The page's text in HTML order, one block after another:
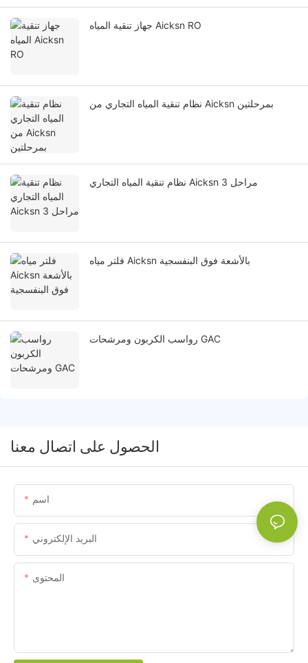
جهاز تنقية المياه Aicksn RO
نظام تنقية المياه التجاري من Aicksn بمرحلتين
نظام تنقية المياه التجاري Aicksn 3 مراحل
فلتر مياه Aicksn بالأشعة فوق البنفسجية
رواسب الكربون ومرشحات GAC
الحصول على اتصال معنا
اسم
البريد الإلكتروني
المحتوى